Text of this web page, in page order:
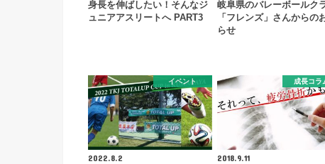
身長を伸ばしたい！そんなジ
ュニアアスリートへ PART3
岐阜県のバレーボールク
「フレンズ」さんからの
らせ
イベント
2022.8.2
成長コラ
2018.9.11